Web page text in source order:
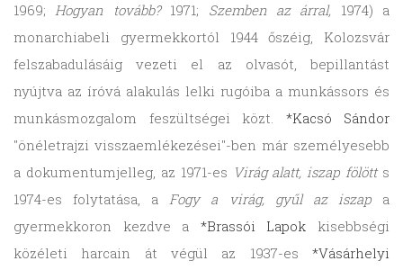
1969;Hogyan tovább?1971; Szemben az árral, 1974) a
monarchiabeli gyermekkortól 1944 őszéig, Kolozsvár
felszabadulásáig vezeti el az olvasót, bepillantást
nyújtva az íróvá alakulás lelki rugóiba a munkássors és
munkásmozgalom feszültségei közt. *Kacsó Sándor
"önéletrajzi visszaemlékezései"-ben már személyesebb
a dokumentumjelleg, az 1971-es Virág alatt, iszap fölötts
1974-es folytatása, aFogy a virág, gyűl az iszapa
gyermekkoron kezdve a *Brassói Lapok kisebbségi
közéleti harcain át végül az 1937-es *Vásárhelyi